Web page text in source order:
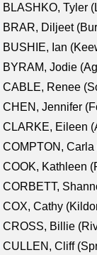
BLASHKO, Tyler
BRAR, Diljeet
BUSHIE, Ian
BYRAM, Jodie
CABLE, Renee
CHEN, Jennifer
CLARKE, Eileen
COMPTON, Carla
COOK, Kathleen
CORBETT,
COX, Cathy
CROSS, Billie
CULLEN, Cliff